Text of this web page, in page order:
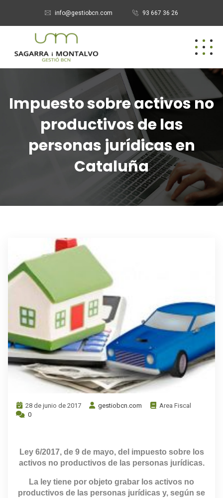
info@gestiobcn.com 93 667 36 26
Impuesto sobre activos no
productivos de las
personas jurídicas en
Cataluña
28 de junio de 2017 gestiobcn.com
Area Fiscal
0
Ley 6/2017, de 9 de mayo, del impuesto sobre los
activos no productivos de las personas jurídicas.
La ley tiene por objeto grabar los activos no
productivos de las personas jurídicas y, según se